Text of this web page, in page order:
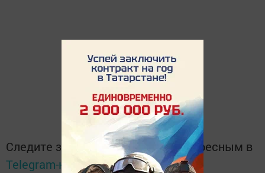
Следите за самым важным и интересным в
Telegram-каналеТатмедиа